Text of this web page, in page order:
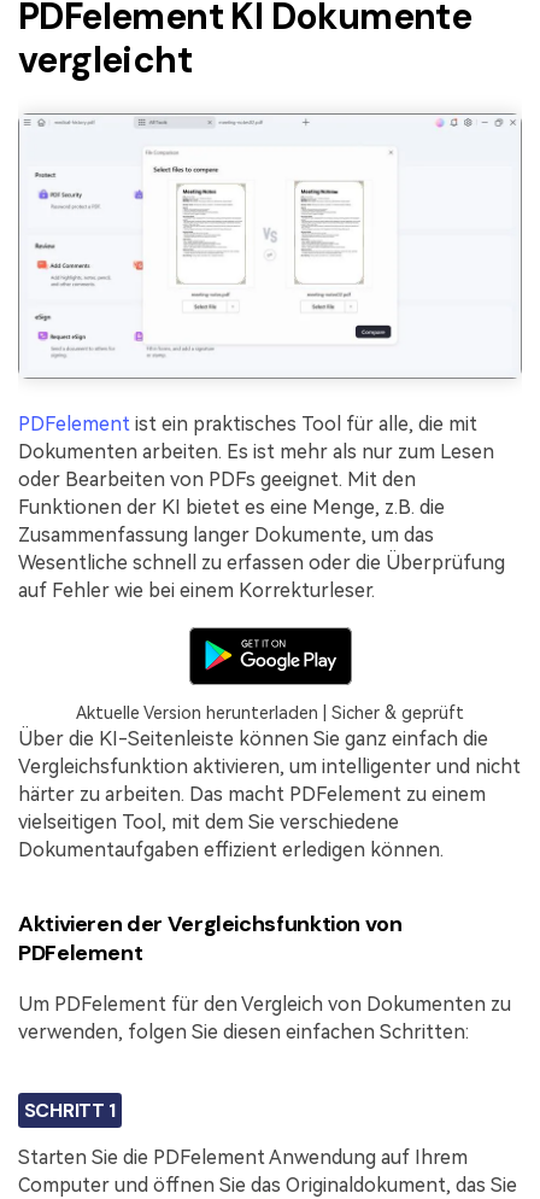
PDFelement KI Dokumente
vergleicht
PDFelement ist ein praktisches Tool für alle, die mit
Dokumenten arbeiten. Es ist mehr als nur zum Lesen
oder Bearbeiten von PDFs geeignet. Mit den
Funktionen der KI bietet es eine Menge, z.B. die
Zusammenfassung langer Dokumente, um das
Wesentliche schnell zu erfassen oder die Überprüfung
auf Fehler wie bei einem Korrekturleser.
Aktuelle Version herunterladen | Sicher & geprüft
Über die KI-Seitenleiste können Sie ganz einfach die
Vergleichsfunktion aktivieren, um intelligenter und nicht
härter zu arbeiten. Das macht PDFelement zu einem
vielseitigen Tool, mit dem Sie verschiedene
Dokumentaufgaben effizient erledigen können.
Aktivieren der Vergleichsfunktion von
PDFelement
Um PDFelement für den Vergleich von Dokumenten zu
verwenden, folgen Sie diesen einfachen Schritten:
SCHRITT 1
Starten Sie die PDFelement Anwendung auf Ihrem
Computer und öffnen Sie das Originaldokument, das Sie